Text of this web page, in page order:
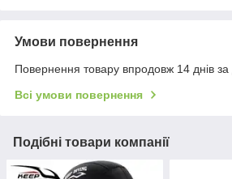
Умови повернення
Повернення товару впродовж 14 днів
Всі умови повернення
Подібні товари компанії